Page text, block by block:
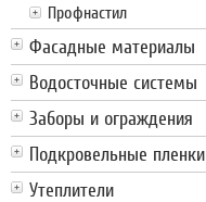
Профнастил
Фасадные материалы
Водосточные системы
Заборы и ограждения
Подкровельные пленки
Утеплители